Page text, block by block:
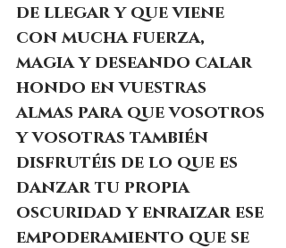
de llegar y que viene
con mucha fuerza,
magia y deseando calar
hondo en vuestras
almas para que vosotros
y vosotras también
disfrutéis de lo que es
danzar tu propia
oscuridad y enraizar ese
empoderamiento que se